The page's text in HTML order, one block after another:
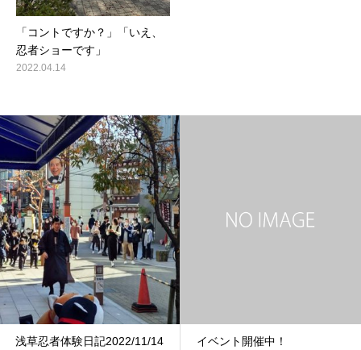
「コントですか？」「いえ、
忍者ショーです」
2022.04.14
浅草忍者体験日記2022/11/14 イベント開催中！